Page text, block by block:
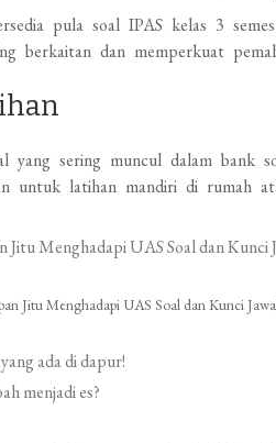
pula soal IPAS kelas 3
berkaitan dan memperkuat
yang sering muncul dalam bank
untuk latihan mandiri di rumah
Jitu Menghadapi UAS Soal dan Kunci
ada di dapur!
menjadi es?